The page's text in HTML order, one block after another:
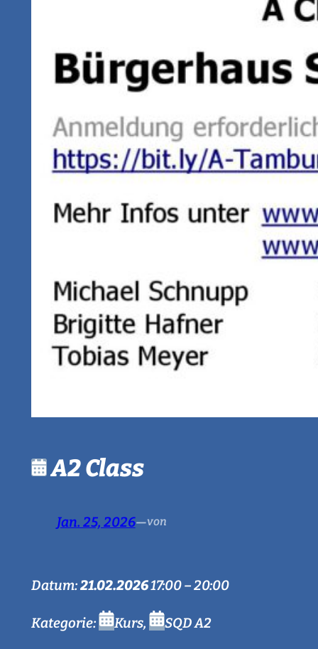
A2 Class
Jan. 25, 2026—von
Datum:21.02.202617:00–20:00
Kategorie: Kurs, SQD A2